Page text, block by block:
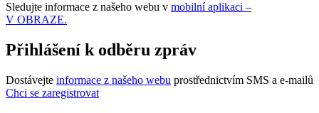
Sledujte informace z našeho webu v mobilní aplikaci –
V OBRAZE.
Přihlášení k odběru zpráv
Dostávejte informace z našeho webu prostřednictvím SMS a e-mailů
Chci se zaregistrovat